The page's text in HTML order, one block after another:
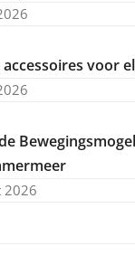
voor
2026